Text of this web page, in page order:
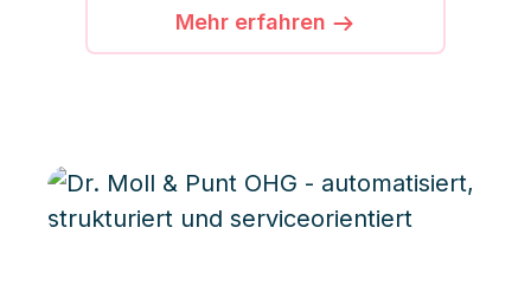
Transparenz und
teamorientierte Workflows in
Mehr erfahren